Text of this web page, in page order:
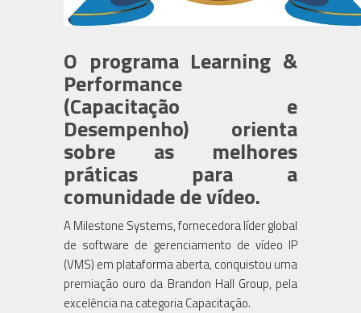
O programa Learning &
Performance
(Capacitação e
Desempenho) orienta
sobre as melhores
práticas para a
comunidade de vídeo.
A Milestone Systems, fornecedora líder global
de software de gerenciamento de vídeo IP
(VMS) em plataforma aberta, conquistou uma
premiação ouro da Brandon Hall Group, pela
excelência na categoria Capacitação.